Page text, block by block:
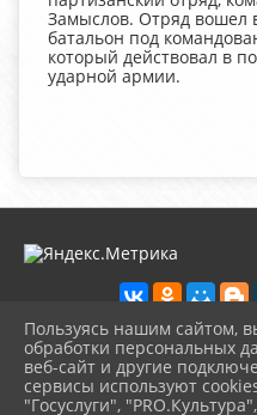
Замыслов. Отряд вошел
батальон под
который действовал в
ударной армии.
2026 г. chudovolibrary.ru
Вход
Пользуясь нашим сайтом,
обработки персональных
веб-сайт и другие
сервисы используют
"Госуслуги",